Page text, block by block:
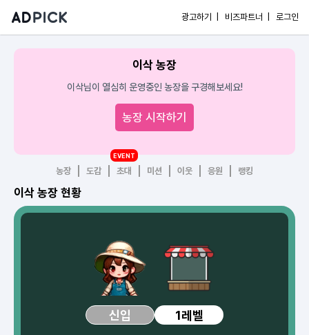
광고하기 | 비즈파트너 | 로그인
이삭 농장
이삭님이 열심히 운영중인 농장을 구경해보세요!
농장 시작하기
농장 도감 초대
EVENT
미션 이웃 응원 랭킹
이삭 농장 현황
신입 1레벨